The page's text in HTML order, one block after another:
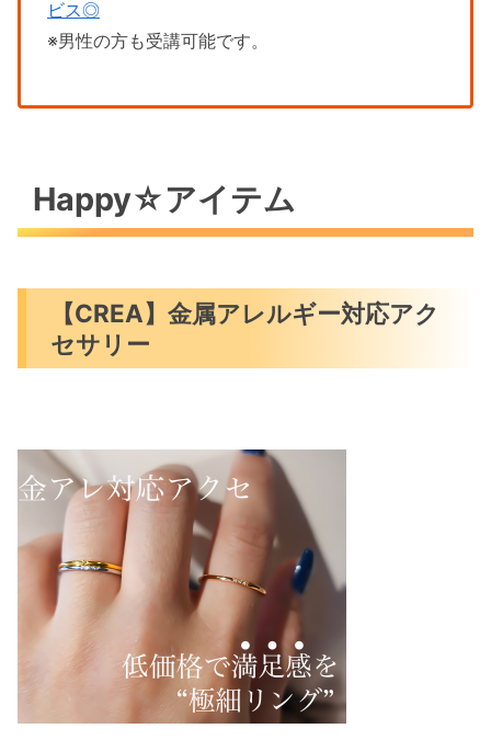
ビス◎
※男性の方も受講可能です。
Happy☆アイテム
【CREA】金属アレルギー対応アク
セサリー